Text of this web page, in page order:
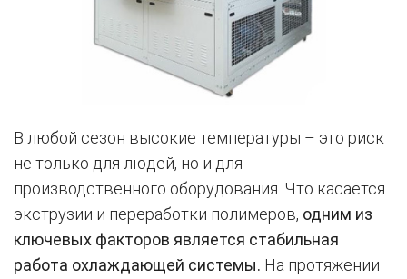
В любой сезон высокие температуры – это риск
не только для людей, но и для
производственного оборудования. Что касается
экструзии и переработки полимеров, одним из
ключевых факторов является стабильная
работа охлаждающей системы. На протяжении